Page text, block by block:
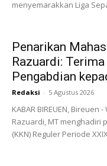
menyemarakkan Liga
Penarikan
Razuardi:
Pengabdian
Redaksi - 5 Agustus 2026
KABAR BIREUEN, Bireuen
Razuardi, MT menghadiri
(KKN) Reguler Periode